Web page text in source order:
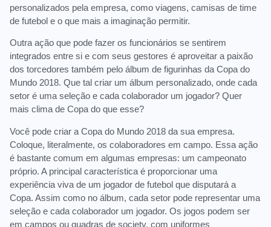
personalizados pela empresa, como viagens, camisas de time
de futebol e o que mais a imaginação permitir.
Outra ação que pode fazer os funcionários se sentirem
integrados entre si e com seus gestores é aproveitar a paixão
dos torcedores também pelo álbum de figurinhas da Copa do
Mundo 2018. Que tal criar um álbum personalizado, onde cada
setor é uma seleção e cada colaborador um jogador? Quer
mais clima de Copa do que esse?
Você pode criar a Copa do Mundo 2018 da sua empresa.
Coloque, literalmente, os colaboradores em campo. Essa ação
é bastante comum em algumas empresas: um campeonato
próprio. A principal característica é proporcionar uma
experiência viva de um jogador de futebol que disputará a
Copa. Assim como no álbum, cada setor pode representar uma
seleção e cada colaborador um jogador. Os jogos podem ser
em campos ou quadras de society, com uniformes